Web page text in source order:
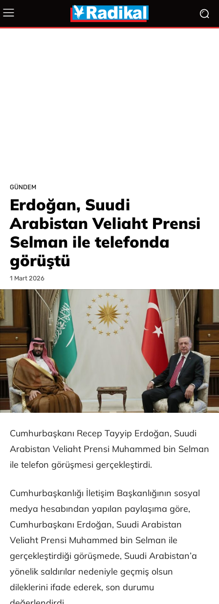
GÜNDEM
Erdoğan, Suudi
Arabistan Veliaht Prensi
Selman ile telefonda
görüştü
1 Mart 2026
Cumhurbaşkanı Recep Tayyip Erdoğan, Suudi
Arabistan Veliaht Prensi Muhammed bin Selman
ile telefon görüşmesi gerçekleştirdi.
Cumhurbaşkanlığı İletişim Başkanlığının sosyal
medya hesabından yapılan paylaşıma göre,
Cumhurbaşkanı Erdoğan, Suudi Arabistan
Veliaht Prensi Muhammed bin Selman ile
gerçekleştirdiği görüşmede, Suudi Arabistan’a
yönelik saldırılar nedeniyle geçmiş olsun
dileklerini ifade ederek, son durumu